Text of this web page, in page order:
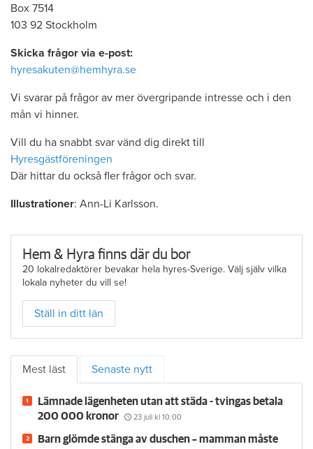
Box 7514
103 92 Stockholm
Skicka frågor via e-post:
hyresakuten@hemhyra.se
Vi svarar på frågor av mer övergripande intresse och i den
mån vi hinner.
Vill du ha snabbt svar vänd dig direkt till
Hyresgästföreningen
Där hittar du också fler frågor och svar.
Illustrationer: Ann-Li Karlsson.
Hem & Hyra finns där du bor
20 lokalredaktörer bevakar hela hyres-Sverige. Välj själv vilka
lokala nyheter du vill se!
Ställ in ditt län
Mest läst Senaste nytt
Lämnade lägenheten utan att städa - tvingas betala
200 000 kronor
23 juli kl 10:00
Barn glömde stänga av duschen – mamman måste